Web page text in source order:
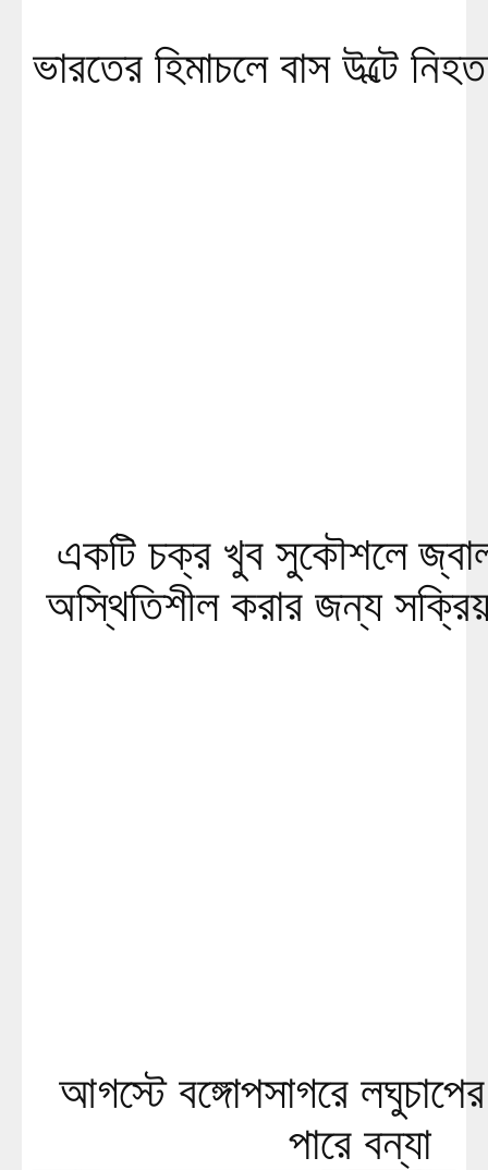
ভারতের হিমাচলে বাস উল্টে
একটি চক্র খুব সুকৌশলে
অস্থিতিশীল করার জন্য
আগস্টে বঙ্গোপসাগরে
পারে বন্যা